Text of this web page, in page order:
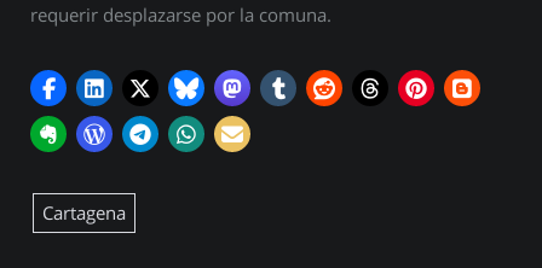
requerir desplazarse por la comuna.
Cartagena